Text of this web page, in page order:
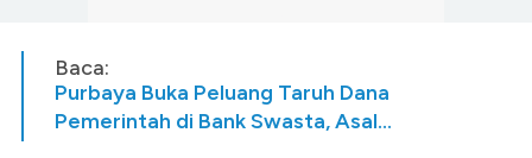
Baca:
Purbaya Buka Peluang Taruh Dana
Pemerintah di Bank Swasta, Asal...